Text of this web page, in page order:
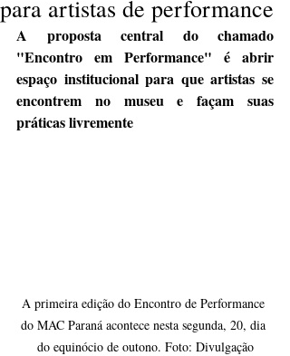
para artistas de performance
A proposta central do chamado
"Encontro em Performance" é abrir
espaço institucional para que artistas se
encontrem no museu e façam suas
práticas livremente
A primeira edição do Encontro de Performance
do MAC Paraná acontece nesta segunda, 20, dia
do equinócio de outono. Foto: Divulgação